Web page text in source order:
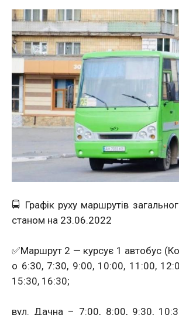
🚍 Графік руху маршрутів
станом на 23.06.2022
✅Маршрут 2 — курсує 1 автобус
о 6:30, 7:30, 9:00, 10:00, 11:00,
15:30, 16:30;
вул. Дачна – 7:00, 8:00, 9:30,